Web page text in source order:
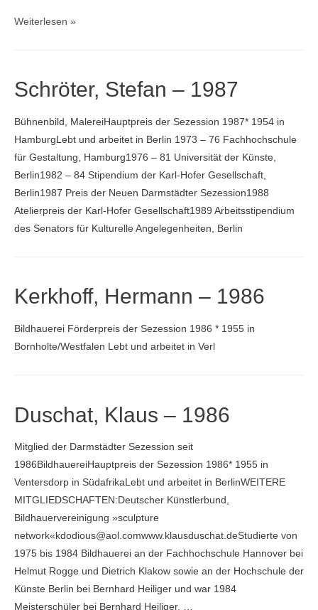
Kieltsch,
Weiterlesen »
Schröter, Stefan – 1987
Bühnenbild, MalereiHauptpreis der Sezession 1987* 1954 in
HamburgLebt und arbeitet in Berlin 1973 – 76 Fachhochschule
für Gestaltung, Hamburg1976 – 81 Universität der Künste,
Berlin1982 – 84 Stipendium der Karl-Hofer Gesellschaft,
Berlin1987 Preis der Neuen Darmstädter Sezession1988
Atelierpreis der Karl-Hofer Gesellschaft1989 Arbeitsstipendium
des Senators für Kulturelle Angelegenheiten, Berlin
Kerkhoff, Hermann – 1986
Bildhauerei Förderpreis der Sezession 1986 * 1955 in
Bornholte/Westfalen Lebt und arbeitet in Verl
Duschat, Klaus – 1986
Mitglied der Darmstädter Sezession seit
1986BildhauereiHauptpreis der Sezession 1986* 1955 in
Ventersdorp in SüdafrikaLebt und arbeitet in BerlinWEITERE
MITGLIEDSCHAFTEN:Deutscher Künstlerbund,
Bildhauervereinigung »sculpture
network«kdodious@aol.comwww.klausduschat.deStudierte von
1975 bis 1984 Bildhauerei an der Fachhochschule Hannover bei
Helmut Rogge und Dietrich Klakow sowie an der Hochschule der
Künste Berlin bei Bernhard Heiliger und war 1984
Meisterschüler bei Bernhard Heiliger. …